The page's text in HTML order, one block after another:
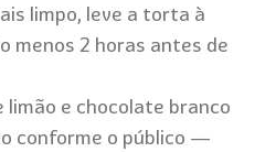
limpo, leve a torta à
menos 2 horas antes de
limão e chocolate branco
conforme o público —